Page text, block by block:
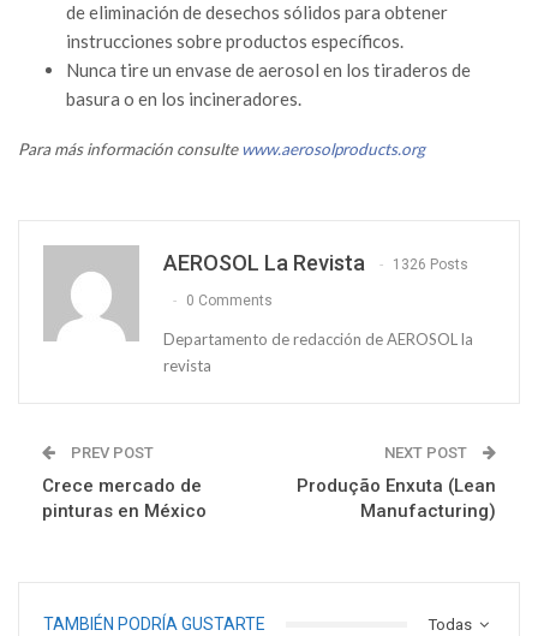
de eliminación de desechos sólidos para obtener
instrucciones sobre productos específicos.
Nunca tire un envase de aerosol en los tiraderos de
basura o en los incineradores.
Para más información consultewww.aerosolproducts.org
AEROSOL La Revista 1326 Posts
0 Comments
Departamento de redacción de AEROSOL la
revista
PREV POST
Crece mercado de
pinturas en México
NEXT POST
Produção Enxuta (Lean
Manufacturing)
Todas
TAMBIÉN PODRÍA GUSTARTE